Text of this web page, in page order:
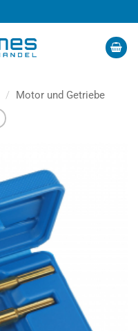
/ Motor und Getriebe